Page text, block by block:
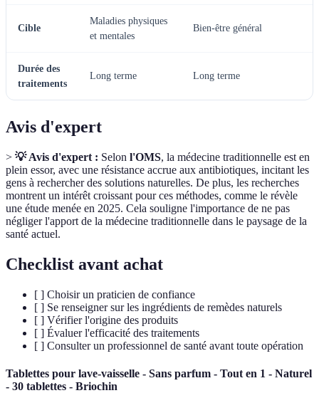
Cible
Maladies physiques
et mentales
Bien-être général
Durée des
traitements
Long terme Long terme
Avis d'expert
> 💡 Avis d'expert : Selon l'OMS, la médecine traditionnelle est en
plein essor, avec une résistance accrue aux antibiotiques, incitant les
gens à rechercher des solutions naturelles. De plus, les recherches
montrent un intérêt croissant pour ces méthodes, comme le révèle
une étude menée en 2025. Cela souligne l'importance de ne pas
négliger l'apport de la médecine traditionnelle dans le paysage de la
santé actuel.
Checklist avant achat
[ ] Choisir un praticien de confiance
[ ] Se renseigner sur les ingrédients de remèdes naturels
[ ] Vérifier l'origine des produits
[ ] Évaluer l'efficacité des traitements
[ ] Consulter un professionnel de santé avant toute opération
Tablettes pour lave-vaisselle - Sans parfum - Tout en 1 - Naturel
- 30 tablettes - Briochin